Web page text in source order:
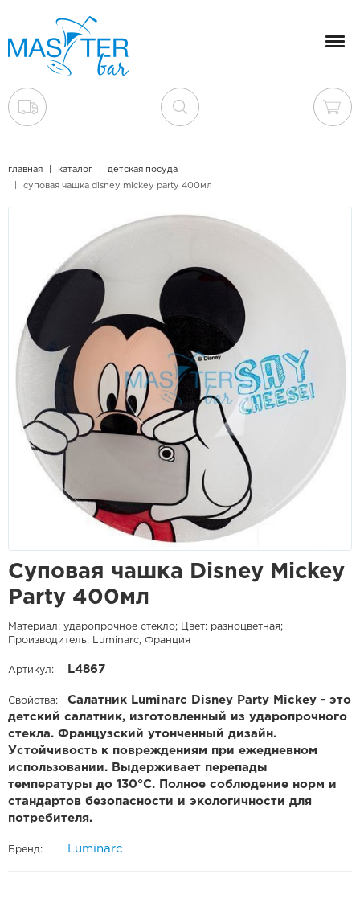
главная каталог
детская посуда
суповая чашка disney mickey party 400мл
Суповая чашка Disney Mickey
Party 400мл
Материал: ударопрочное стекло; Цвет: разноцветная;
Производитель: Luminarc, Франция
Артикул: L4867
Свойства:
Салатник Luminarc Disney Party Mickey - это
детский салатник, изготовленный из ударопрочного
стекла. Французский утонченный дизайн.
Устойчивость к повреждениям при ежедневном
использовании. Выдерживает перепады
температуры до 130°С. Полное соблюдение норм и
стандартов безопасности и экологичности для
потребителя.
Бренд: Luminarc